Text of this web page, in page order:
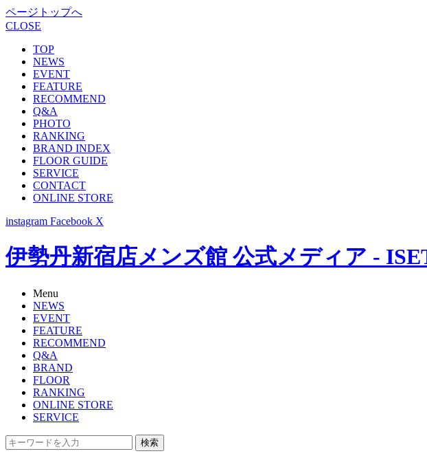
ページトップへ
CLOSE
TOP
NEWS
EVENT
FEATURE
RECOMMEND
Q&A
PHOTO
RANKING
BRAND INDEX
FLOOR GUIDE
SERVICE
CONTACT
ONLINE STORE
instagram Facebook X
伊勢丹新宿店メンズ館 公式メディア -
Menu
NEWS
EVENT
FEATURE
RECOMMEND
Q&A
BRAND
FLOOR
RANKING
ONLINE STORE
SERVICE
検索